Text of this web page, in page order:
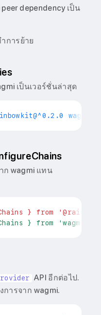
dependency เป็น
การย้าย
เป็นเวอร์ชั่นล่าสุด
ก wagmi แทน
} from
} from 'wagmi';
API อีกต่อไป.
ารจาก wagmi.